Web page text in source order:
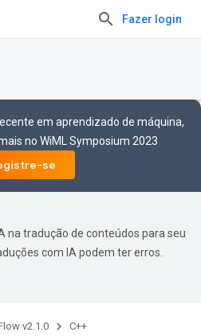
Fazer login
em aprendizado de máquina,
no WiML Symposium 2023
se
na tradução de conteúdos para seu
com IA podem ter erros.
v2.1.0 C++